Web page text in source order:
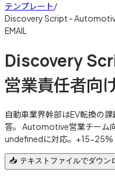
テンプレート/
Discovery Script -
EMAIL
Discovery
営業責任者向
自動車業界幹部はEV転換の
答。 Automotive営業チーム
undefinedに対応。+15-25%
📥 テキストファイルでダウン